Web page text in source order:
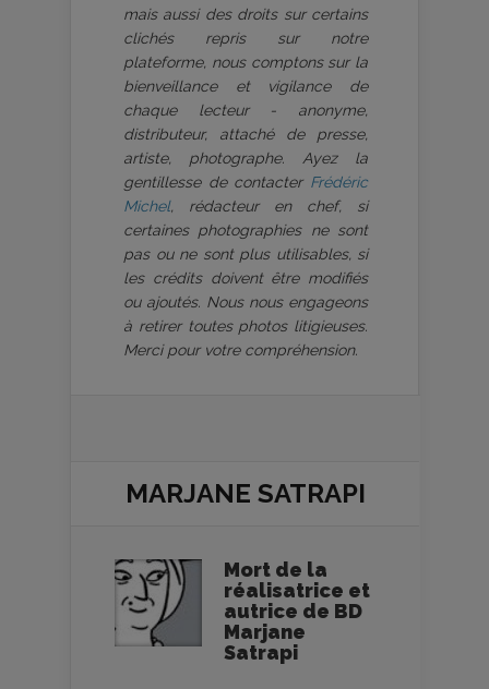
mais aussi des droits sur certains
clichés repris sur notre
plateforme, nous comptons sur la
bienveillance et vigilance de
chaque lecteur - anonyme,
distributeur, attaché de presse,
artiste, photographe. Ayez la
gentillesse de contacter Frédéric
Michel, rédacteur en chef, si
certaines photographies ne sont
pas ou ne sont plus utilisables, si
les crédits doivent être modifiés
ou ajoutés. Nous nous engageons
à retirer toutes photos litigieuses.
Merci pour votre compréhension.
MARJANE SATRAPI
Mort de la
réalisatrice et
autrice de BD
Marjane
Satrapi